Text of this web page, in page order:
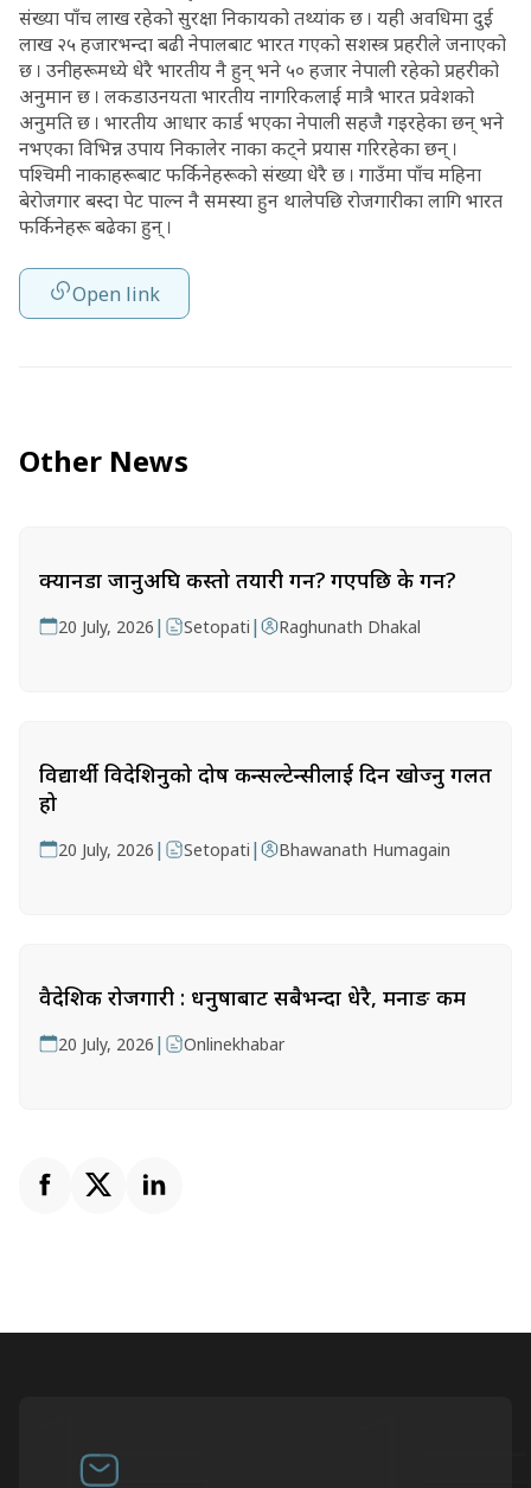
संख्या पाँच लाख रहेको सुरक्षा निकायको तथ्यांक छ । यही अवधिमा दुई
लाख २५ हजारभन्दा बढी नेपालबाट भारत गएको सशस्त्र प्रहरीले जनाएको
छ । उनीहरूमध्ये धेरै भारतीय नै हुन् भने ५० हजार नेपाली रहेको प्रहरीको
अनुमान छ । लकडाउनयता भारतीय नागरिकलाई मात्रै भारत प्रवेशको
अनुमति छ । भारतीय आधार कार्ड भएका नेपाली सहजै गइरहेका छन् भने
नभएका विभिन्न उपाय निकालेर नाका कट्ने प्रयास गरिरहेका छन् ।
पश्चिमी नाकाहरूबाट फर्किनेहरूको संख्या धेरै छ । गाउँमा पाँच महिना
बेरोजगार बस्दा पेट पाल्न नै समस्या हुन थालेपछि रोजगारीका लागि भारत
फर्किनेहरू बढेका हुन् ।
Open link
Other News
क्यानडा जानुअघि कस्तो तयारी गर्ने? गएपछि के गर्ने?
20 July, 2026 | Setopati | Raghunath Dhakal
विद्यार्थी विदेशिनुको दोष कन्सल्टेन्सीलाई दिन खोज्नु गलत
हो
20 July, 2026 | Setopati | Bhawanath Humagain
वैदेशिक रोजगारी : धनुषाबाट सबैभन्दा धेरै, मनाङ कम
20 July, 2026 | Onlinekhabar